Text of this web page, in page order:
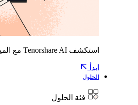
استكشف Tenorshare AI مع الميزات الجديدة المذهلة
ابدأ
الحلول
فئة الحلول